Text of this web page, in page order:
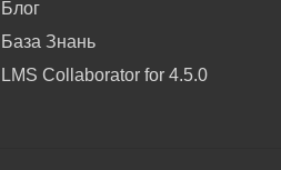
Блог
База Знань
LMS Collaborator for 4.5.0